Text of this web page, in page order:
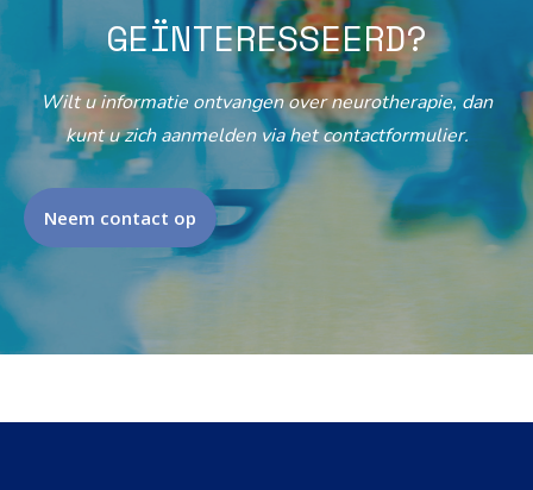
GEÏNTERESSEERD?
Wilt u informatie ontvangen over neurotherapie, dan
kunt u zich aanmelden via het contactformulier.
Neem contact op